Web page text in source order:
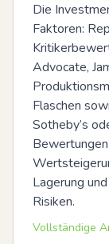
Die
Faktoren:
Advocate,
Flaschen
Sotheby’s
Lagerung
Risiken.
Vollständige